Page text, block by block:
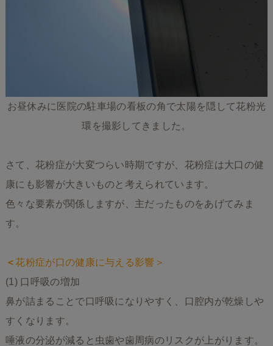
お昼休みに医院の駐車場の看板の角で太陽を隠して花粉光
環を撮影してきました。
さて、花粉症が大変つらい時期ですが、花粉症は大口の健
康にも影響が大きいものと考えられています。
色々な要素が関係しますが、主だったものをあげてみま
す。
＜花粉症が口の健康に与える影響＞
(1) 口呼吸の増加
鼻が詰まることで口呼吸になりやすく、口腔内が乾燥しや
すくなります。
唾液の分泌が減ると虫歯や歯周病のリスクが上がります。